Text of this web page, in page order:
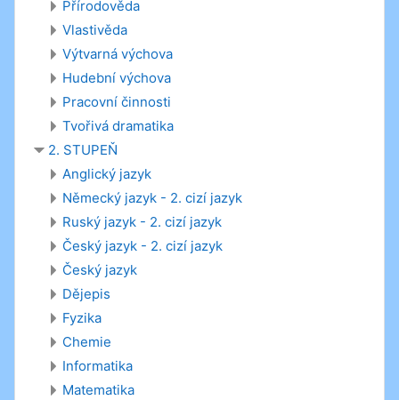
Přírodověda
Vlastivěda
Výtvarná výchova
Hudební výchova
Pracovní činnosti
Tvořivá dramatika
2. STUPEŇ
Anglický jazyk
Německý jazyk - 2. cizí jazyk
Ruský jazyk - 2. cizí jazyk
Český jazyk - 2. cizí jazyk
Český jazyk
Dějepis
Fyzika
Chemie
Informatika
Matematika